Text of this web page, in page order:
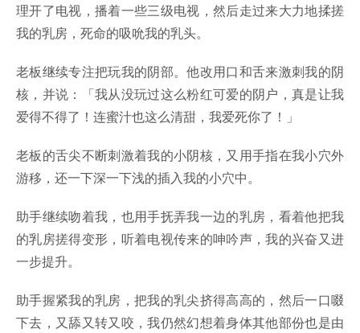
理开了电视，播着一些三级电视，然后走过来大力地揉搓
我的乳房，死命的吸吮我的乳头。
老板继续专注把玩我的阴部。他改用口和舌来激刺我的阴
核，并说：「我从没玩过这么粉红可爱的阴户，真是让我
爱得不得了！连蜜汁也这么清甜，我爱死你了！」
老板的舌尖不断刺激着我的小阴核，又用手指在我小穴外
游移，还一下深一下浅的插入我的小穴中。
助手继续吻着我，也用手抚弄我一边的乳房，看着他把我
的乳房搓得变形，听着电视传来的呻吟声，我的兴奋又进
一步提升。
助手握紧我的乳房，把我的乳尖挤得高高的，然后一口啜
下去，又舔又转又咬，我仍然幻想着身体其他部份也是由